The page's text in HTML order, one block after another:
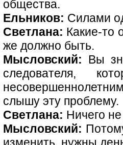
общества.
Ельников: Силами
Светлана: Какие-то
же должно быть.
Мысловский: Вы
следователя,
слышу эту проблему.
Светлана: Ничего
Мысловский: